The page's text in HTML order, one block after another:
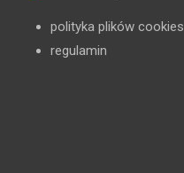
polityka plików cookies
regulamin